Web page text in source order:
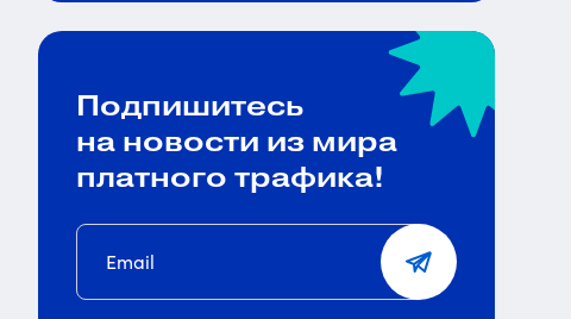
Подпишитесь
на новости из мира
платного трафика!